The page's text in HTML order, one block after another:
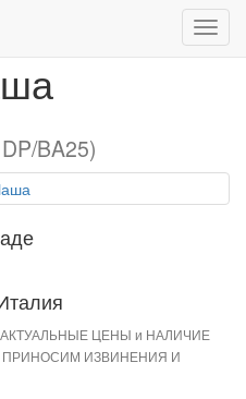
BA25)
ЦЕНЫ и НАЛИЧИЕ
ПРИНОСИМ ИЗВИНЕНИЯ И